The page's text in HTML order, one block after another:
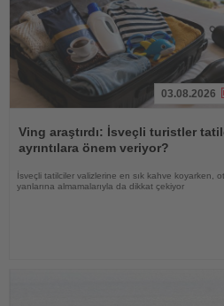
Oku
03.08.2026
Ving araştırdı: İsveçli turistler
ayrıntılara önem veriyor?
İsveçli tatilciler valizlerine en sık kahve koyarken,
yanlarına almamalarıyla da dikkat çekiyor